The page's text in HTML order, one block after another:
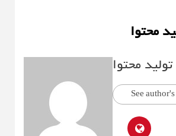
محتوا
محتوا
See